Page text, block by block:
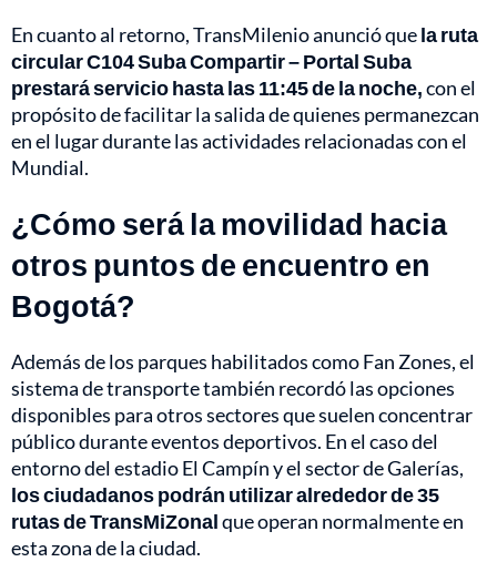
En cuanto al retorno, TransMilenio anunció quela ruta
circular C104 Suba Compartir – Portal Suba
prestará servicio hasta las 11:45 de la noche,con el
propósito de facilitar la salida de quienes permanezcan
en el lugar durante las actividades relacionadas con el
Mundial.
¿Cómo será la movilidad hacia
otros puntos de encuentro en
Bogotá?
Además de los parques habilitados como Fan Zones, el
sistema de transporte también recordó las opciones
disponibles para otros sectores que suelen concentrar
público durante eventos deportivos. En el caso del
entorno del estadio El Campín y el sector de Galerías,
los ciudadanos podrán utilizar alrededor de 35
rutas de TransMiZonalque operan normalmente en
esta zona de la ciudad.